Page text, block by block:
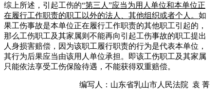
综上所述，引起工伤的“第三人”应当为用人单位和本单位正
在履行工作职责的职工以外的法人、其他组织或者个人。 如
果工伤事故是本单位正在履行工作职责的其他职工引起的，
那么工伤职工及其家属则不能再向引起工伤事故的职工提出
人身损害赔偿，因为该职工履行职责的行为是代表本单位，
其行为后果应当由该用人单位承担。即该工伤职工及其家属
只能依法享受工伤保险待遇，不能获得双重赔偿。
编写人：山东省乳山市人民法院 袁 菁